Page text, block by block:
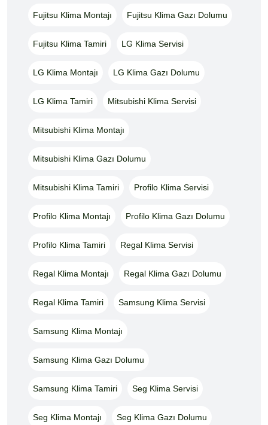
Fujitsu Klima Montajı Fujitsu Klima Gazı Dolumu
Fujitsu Klima Tamiri LG Klima Servisi
LG Klima Montajı LG Klima Gazı Dolumu
LG Klima Tamiri Mitsubishi Klima Servisi
Mitsubishi Klima Montajı
Mitsubishi Klima Gazı Dolumu
Mitsubishi Klima Tamiri Profilo Klima Servisi
Profilo Klima Montajı Profilo Klima Gazı Dolumu
Profilo Klima Tamiri Regal Klima Servisi
Regal Klima Montajı Regal Klima Gazı Dolumu
Regal Klima Tamiri Samsung Klima Servisi
Samsung Klima Montajı
Samsung Klima Gazı Dolumu
Samsung Klima Tamiri Seg Klima Servisi
Seg Klima Montajı Seg Klima Gazı Dolumu